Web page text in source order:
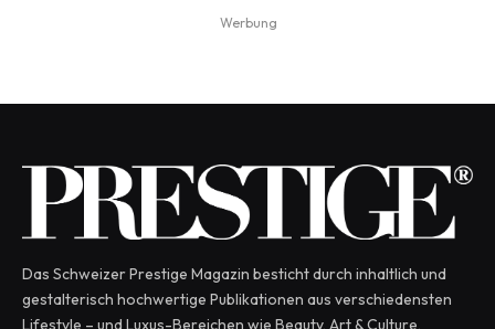
Werbung
Das Schweizer Prestige Magazin besticht durch inhaltlich und
gestalterisch hochwertige Publikationen aus verschiedensten
Lifestyle – und Luxus-Bereichen wie Beauty, Art & Culture,